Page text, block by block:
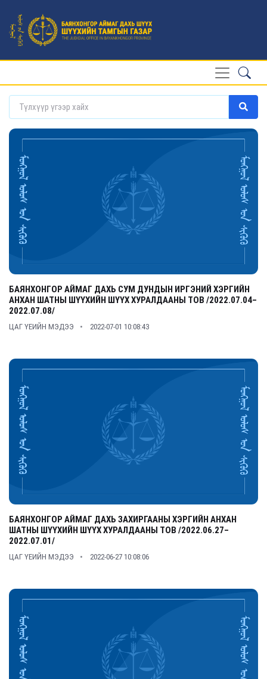
БАЯНХОНГОР АЙМАГ ДАХЬ СУМ ДУНДЫН ИРГЭНИЙ ХЭРГИЙН
АНХАН ШАТНЫ ШҮҮХИЙН ШҮҮХ ХУРАЛДААНЫ ТОВ /2022.07.04–
2022.07.08/
ЦАГ ҮЕИЙН МЭДЭЭ 2022-07-01 10:08:43
БАЯНХОНГОР АЙМАГ ДАХЬ ЗАХИРГААНЫ ХЭРГИЙН АНХАН
ШАТНЫ ШҮҮХИЙН ШҮҮХ ХУРАЛДААНЫ ТОВ /2022.06.27–
2022.07.01/
ЦАГ ҮЕИЙН МЭДЭЭ 2022-06-27 10:08:06